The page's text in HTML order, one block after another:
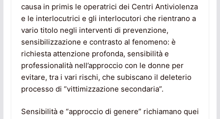
causa in primis le operatrici dei Centri Antiviolenza
e le interlocutrici e gli interlocutori che rientrano a
vario titolo negli interventi di prevenzione,
sensibilizzazione e contrasto al fenomeno: è
richiesta attenzione profonda, sensibilità e
professionalità nell’approccio con le donne per
evitare, tra i vari rischi, che subiscano il deleterio
processo di “vittimizzazione secondaria”.
Sensibilità e “approccio di genere” richiamano quei